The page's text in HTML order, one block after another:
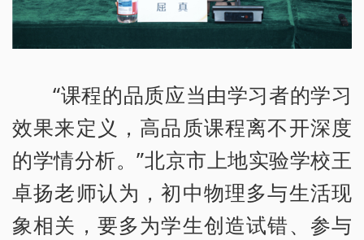
“课程的品质应当由学习者的学习
效果来定义，高品质课程离不开深度
的学情分析。”北京市上地实验学校王
卓扬老师认为，初中物理多与生活现
象相关，要多为学生创造试错、参与